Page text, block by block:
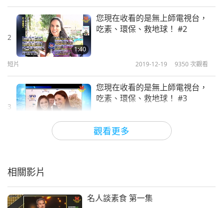
觀看更多
2
1:40
您現在收看的是無上師電視台，
吃素、環保、救地球！ #2
短片 2019-12-19 9350次觀看
3
您現在收看的是無上師電視台，
吃素、環保、救地球！ #3
1:47
短片 2019-12-19
相關影片
名人談素食 第一集